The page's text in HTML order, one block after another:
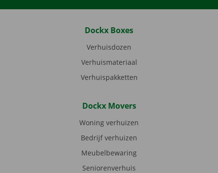
Dockx Boxes
Verhuisdozen
Verhuismateriaal
Verhuispakketten
Dockx Movers
Woning verhuizen
Bedrijf verhuizen
Meubelbewaring
Seniorenverhuis